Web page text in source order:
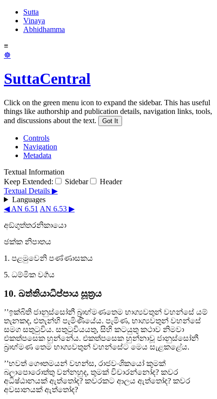
Sutta
Vinaya
Abhidhamma
≡
☸
SuttaCentral
Click on the green menu icon to expand the sidebar. This has useful
things like authorship and publication details, navigation links, tools,
and discussions about the text.
Got It
Controls
Navigation
Metadata
Textual Information
Keep Extended:
Sidebar
Header
Textual Details ▶
Languages
◀ AN 6.51 AN 6.53 ▶
අඞ්ගුත්තරනිකායො
ඡක්ක නිපාතය
1. පළමුවෙනි පණ්ණාසකය
5. ධම්මික වර්‍ගය
10. ඛත්තියාධිප්පාය සූත්‍රය
’’ඉක්බිති ජානුස්සෝනී බ්‍රාහ්මණතෙම භාග්‍යවතුන් වහන්සේ යම්
තැනකද, එතැන්හි පැමිණියේය. පැමිණ, භාග්‍යවතුන් වහන්සේ
සමග සතුටුවිය. සතුටුවියයතු, සිහි කටයුතු කථාව නිමවා
එකත්පසෙක හුන්නේය. එකත්පසෙක හුන්නාවූ ජානුස්සෝනී
බ්‍රාහ්මණ තෙම භාග්‍යවතුන් වහන්සේට මෙය සැළකළේය.
’’භවත් ගෞතමයන් වහන්ස, රාජවංශිකයෝ කුමක්
බලාපොරොත්තු වන්නහුද, තුමක් විචාරන්නෝද? කවර
අධිෂ්ඨානයක් ඇත්තෝද? කවරකට ආලය ඇත්තෝද? කවර
අවසානයක් ඇත්තෝද?